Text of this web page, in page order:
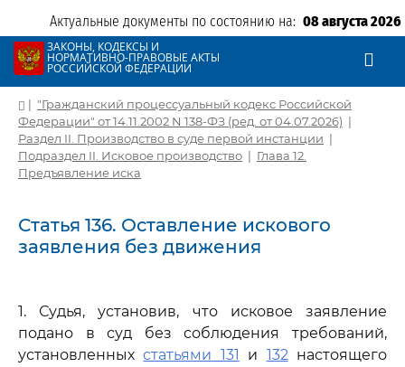
Актуальные документы по состоянию на: 08 августа 2026
ЗАКОНЫ, КОДЕКСЫ И
НОРМАТИВНО-ПРАВОВЫЕ АКТЫ
РОССИЙСКОЙ ФЕДЕРАЦИИ
| "Гражданский процессуальный кодекс Российской
Федерации" от 14.11.2002 N 138-ФЗ (ред. от 04.07.2026) |
Раздел II. Производство в суде первой инстанции |
Подраздел II. Исковое производство | Глава 12.
Предъявление иска
Статья 136. Оставление искового
заявления без движения
1. Судья, установив, что исковое заявление
подано в суд без соблюдения требований,
установленныхстатьями 131 и 132настоящего